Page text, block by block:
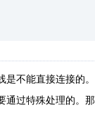
是不能直接连接的
过特殊处理的。